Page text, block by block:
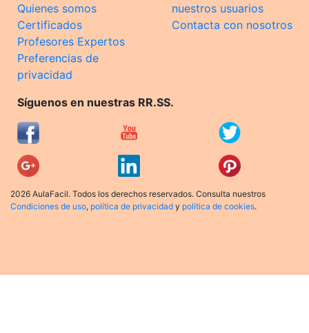
Quienes somos
Certificados
Profesores Expertos
Preferencias de
privacidad
nuestros usuarios
Contacta con nosotros
Síguenos en nuestras RR.SS.
2026 AulaFacil. Todos los derechos reservados. Consulta nuestros
Condiciones de uso, política de privacidad y política de cookies.